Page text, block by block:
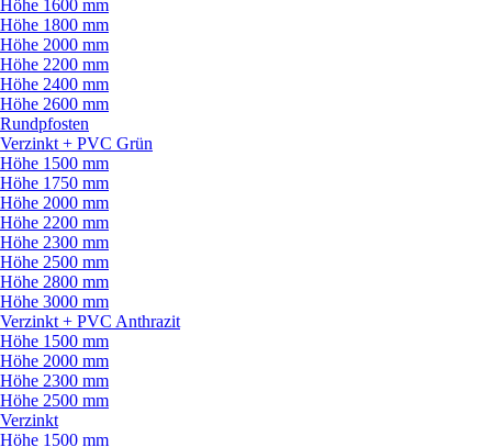
Höhe 1600 mm
Höhe 1800 mm
Höhe 2000 mm
Höhe 2200 mm
Höhe 2400 mm
Höhe 2600 mm
Rundpfosten
Verzinkt + PVC Grün
Höhe 1500 mm
Höhe 1750 mm
Höhe 2000 mm
Höhe 2200 mm
Höhe 2300 mm
Höhe 2500 mm
Höhe 2800 mm
Höhe 3000 mm
Verzinkt + PVC Anthrazit
Höhe 1500 mm
Höhe 2000 mm
Höhe 2300 mm
Höhe 2500 mm
Verzinkt
Höhe 1500 mm